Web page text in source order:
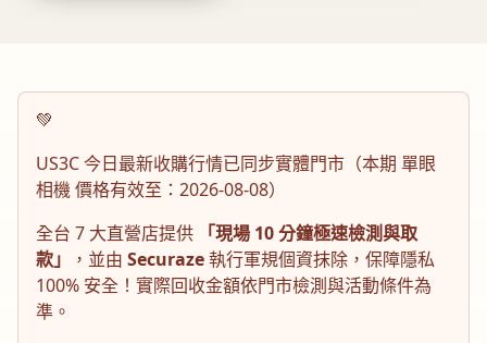
💚
US3C 今日最新收購行情已同步實體門市（本期 單眼
相機價格有效至： 2026-08-08）
全台 7 大直營店提供
「現場 10 分鐘極速檢測與取
款」
，並由 Securaze執行軍規個資抹除，保障隱私
100% 安全！實際回收金額依門市檢測與活動條件為
準。